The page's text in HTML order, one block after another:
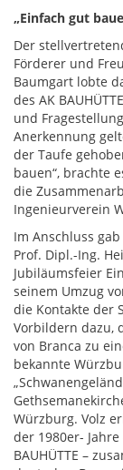
„Einfach gut
Der
Förderer und
Baumgart lobte
des AK
und
Anerkennung
der Taufe
bauen“, brachte
die
Ingenieurverein
Im Anschluss
Prof. Dipl.-Ing.
Jubiläumsfeier
seinem Umzug
die Kontakte der
Vorbildern dazu,
von Branca zu
bekannte
Würzburg. Volz
der 1980er-
BAUHÜTTE –